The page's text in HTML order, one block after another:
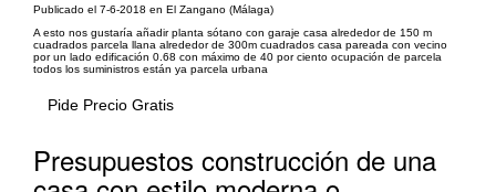
Publicado el 7-6-2018 en El Zangano (Málaga)
A esto nos gustaría añadir planta sótano con garaje casa alrededor de 150 m
cuadrados parcela llana alrededor de 300m cuadrados casa pareada con vecino
por un lado edificación 0.68 con máximo de 40 por ciento ocupación de parcela
todos los suministros están ya parcela urbana
Pide Precio Gratis
Presupuestos construcción de una